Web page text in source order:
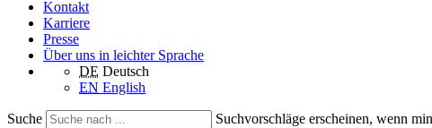
Kontakt
Karriere
Presse
Über uns in leichter Sprache
DE Deutsch
EN English
Suche Suchvorschläge erscheinen, wenn